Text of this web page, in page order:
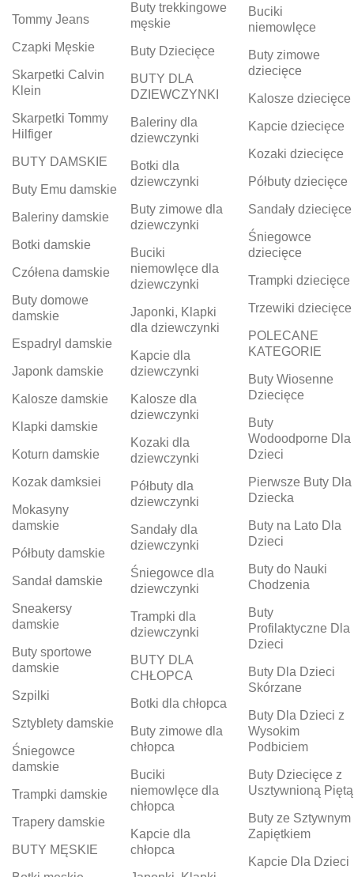
Tommy Jeans
Czapki Męskie
Skarpetki Calvin
Klein
Skarpetki Tommy
Hilfiger
BUTY DAMSKIE
Buty Emu damskie
Baleriny damskie
Botki damskie
Czółena damskie
Buty domowe
damskie
Espadryl damskie
Japonk damskie
Kalosze damskie
Klapki damskie
Koturn damskie
Kozak damksiei
Mokasyny
damskie
Półbuty damskie
Sandał damskie
Sneakersy
damskie
Buty sportowe
damskie
Szpilki
Sztyblety damskie
Śniegowce
damskie
Trampki damskie
Trapery damskie
BUTY MĘSKIE
Buty trekkingowe
męskie
Buty Dziecięce
BUTY DLA
DZIEWCZYNKI
Baleriny dla
dziewczynki
Botki dla
dziewczynki
Buty zimowe dla
dziewczynki
Buciki
niemowlęce dla
dziewczynki
Japonki, Klapki
dla dziewczynki
Kapcie dla
dziewczynki
Kalosze dla
dziewczynki
Kozaki dla
dziewczynki
Półbuty dla
dziewczynki
Sandały dla
dziewczynki
Śniegowce dla
dziewczynki
Trampki dla
dziewczynki
BUTY DLA
CHŁOPCA
Botki dla chłopca
Buty zimowe dla
chłopca
Buciki
niemowlęce dla
chłopca
Kapcie dla
chłopca
Buciki
niemowlęce
Buty zimowe
dziecięce
Kalosze dziecięce
Kapcie dziecięce
Kozaki dziecięce
Półbuty dziecięce
Sandały dziecięce
Śniegowce
dziecięce
Trampki dziecięce
Trzewiki dziecięce
POLECANE
KATEGORIE
Buty Wiosenne
Dziecięce
Buty
Wodoodporne Dla
Dzieci
Pierwsze Buty Dla
Dziecka
Buty na Lato Dla
Dzieci
Buty do Nauki
Chodzenia
Buty
Profilaktyczne Dla
Dzieci
Buty Dla Dzieci
Skórzane
Buty Dla Dzieci z
Wysokim
Podbiciem
Buty Dziecięce z
Usztywnioną Piętą
Buty ze Sztywnym
Zapiętkiem
Kapcie Dla Dzieci